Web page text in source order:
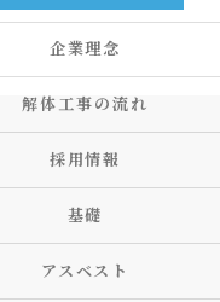
企業理念
解体工事の流れ
採用情報
基礎
アスベスト